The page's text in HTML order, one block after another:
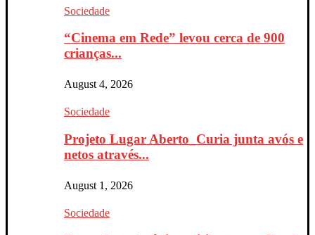
Sociedade
“Cinema em Rede” levou cerca de 900
crianças...
August 4, 2026
Sociedade
Projeto Lugar Aberto_Curia junta avós e
netos através...
August 1, 2026
Sociedade